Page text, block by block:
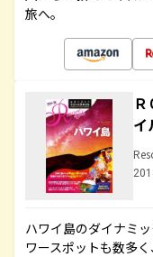
旅へ。
ハワイ島のダイナミ
ワースポットも数多